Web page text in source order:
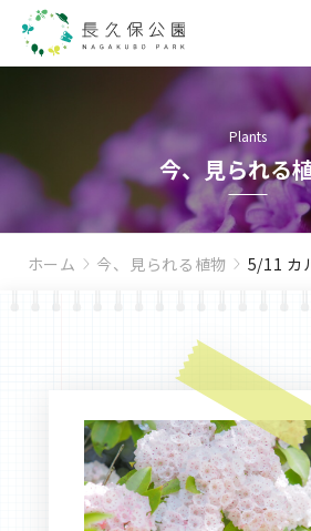
Plants
今、見られる
ホーム 今、見られる植物 5/11 カ